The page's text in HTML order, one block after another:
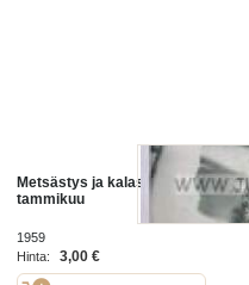
Metsästys ja kalastus 1959 nr 1
tammikuu
1959
Hinta:
3,00 €